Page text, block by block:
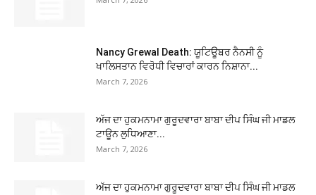
Nancy Grewal Death: ਯੂਟਿਊਬਰ ਨੈਨਸੀ ਨੂੰ
ਖਾਲਿਸਤਾਨ ਵਿਰੋਧੀ ਵਿਚਾਰਾਂ ਕਾਰਨ ਨਿਸ਼ਾਨਾ...
March 7, 2026
ਅੱਜ ਦਾ ਹੁਕਮਨਾਮਾ ਗੁਰੂਦਵਾਰਾ ਬਾਬਾ ਦੀਪ ਸਿੰਘ ਜੀ ਮਾਡਲ
ਟਾਊਨ ਲੁਧਿਆਣਾ...
March 7, 2026
ਅੱਜ ਦਾ ਹੁਕਮਨਾਮਾ ਗੁਰੂਦਵਾਰਾ ਬਾਬਾ ਦੀਪ ਸਿੰਘ ਜੀ ਮਾਡਲ